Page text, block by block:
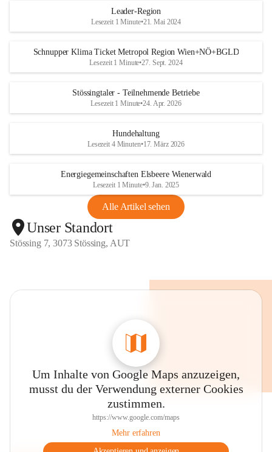
Leader-Region
Lesezeit 1 Minute•21. Mai 2024
Schnupper Klima Ticket Metropol Region Wien+NÖ+BGLD
Lesezeit 1 Minute•27. Sept. 2024
Stössingtaler - Teilnehmende Betriebe
Lesezeit 1 Minute•24. Apr. 2026
Hundehaltung
Lesezeit 4 Minuten•17. März 2026
Energiegemeinschaften Elsbeere Wienerwald
Lesezeit 1 Minute•9. Jan. 2025
Alle Artikel sehen
Unser Standort
Stössing 7, 3073 Stössing, AUT
Um Inhalte von Google Maps anzuzeigen,
musst du der Verwendung externer Cookies
zustimmen.
https://www.google.com/maps
Mehr erfahren